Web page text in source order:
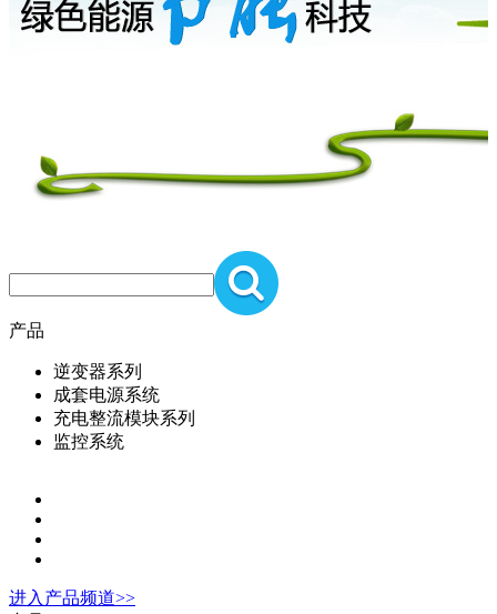
产品
逆变器系列
成套电源系统
充电整流模块系列
监控系统
进入 产品频道>>